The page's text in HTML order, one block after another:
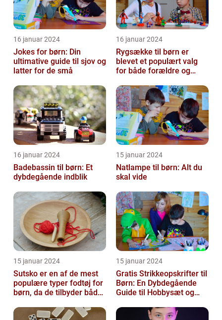
16 januar 2024
Jokes for børn: Din
ultimative guide til sjov og
latter for de små
16 januar 2024
Rygsække til børn er
blevet et populært valg
for både forældre og
transport...
16 januar 2024
Badebassin til børn: Et
dybdegående indblik
15 januar 2024
Natlampe til børn: Alt du
skal vide
15 januar 2024
Sutsko er en af de mest
populære typer fodtøj for
børn, da de tilbyder både
15 januar 2024
Gratis Strikkeopskrifter til
Børn: En Dybdegående
Guide til Hobbysæt og